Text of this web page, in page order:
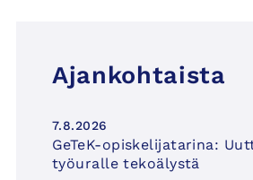
Ajankohtaista
7.8.2026
GeTeK-opiskelijatarina:
työuralle tekoälystä